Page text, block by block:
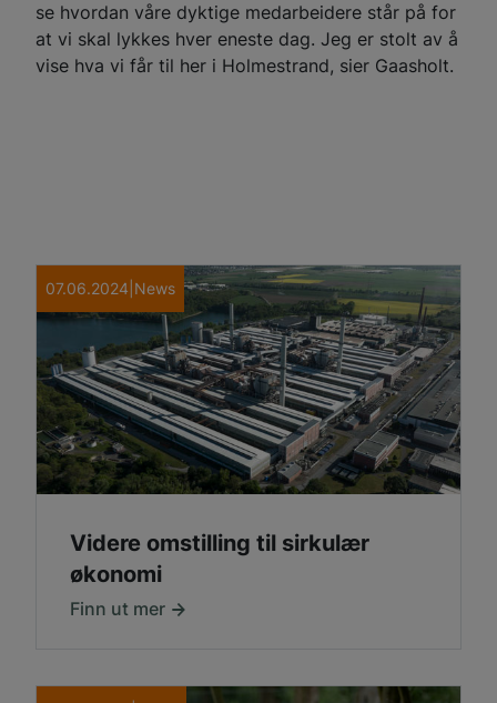
se hvordan våre dyktige medarbeidere står på for
at vi skal lykkes hver eneste dag. Jeg er stolt av å
vise hva vi får til her i Holmestrand, sier Gaasholt.
07.06.2024 News
Videre omstilling til sirkulær
økonomi
Finn ut mer